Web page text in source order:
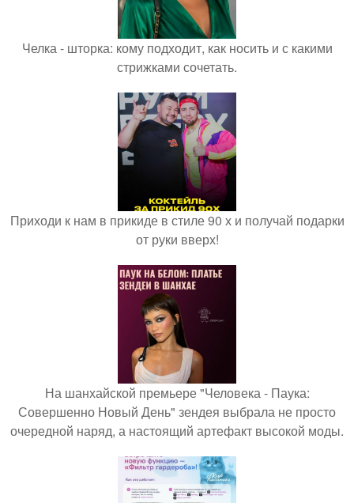
Челка - шторка: кому подходит, как носить и с какими
стрижками сочетать.
Приходи к нам в прикиде в стиле 90 х и получай подарки
от руки вверх!
На шанхайской премьере "Человека - Паука:
Совершенно Новый День" зендея выбрала не просто
очередной наряд, а настоящий артефакт высокой моды.